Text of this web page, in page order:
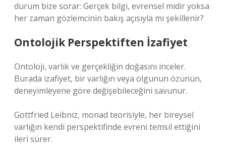
durum bize sorar: Gerçek bilgi, evrensel midir yoksa
her zaman gözlemcinin bakış açısıyla mı şekillenir?
Ontolojik Perspektiften İzafiyet
Ontoloji, varlık ve gerçekliğin doğasını inceler.
Burada izafiyet, bir varlığın veya olgunun özünün,
deneyimleyene göre değişebileceğini savunur.
Gottfried Leibniz, monad teorisiyle, her bireysel
varlığın kendi perspektifinde evreni temsil ettiğini
ileri sürer.